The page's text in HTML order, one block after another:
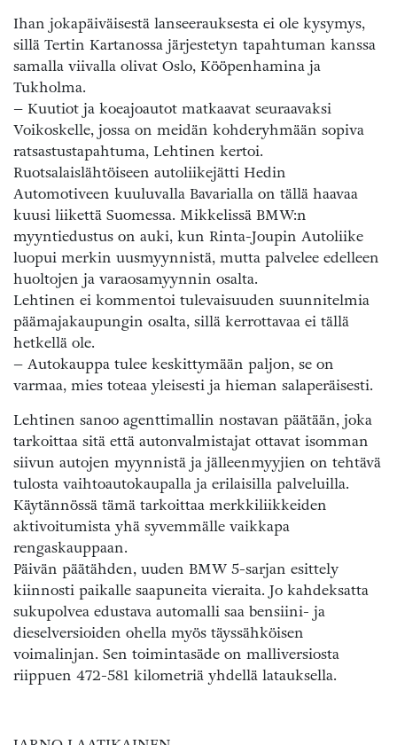
Ihan jokapäiväisestä lanseerauksesta ei ole kysymys,
sillä Tertin Kartanossa järjestetyn tapahtuman kanssa
samalla viivalla olivat Oslo, Kööpenhamina ja
Tukholma.
– Kuutiot ja koeajoautot matkaavat seuraavaksi
Voikoskelle, jossa on meidän kohderyhmään sopiva
ratsastustapahtuma, Lehtinen kertoi.
Ruotsalaislähtöiseen autoliikejätti Hedin
Automotiveen kuuluvalla Bavarialla on tällä haavaa
kuusi liikettä Suomessa. Mikkelissä BMW:n
myyntiedustus on auki, kun Rinta-Joupin Autoliike
luopui merkin uusmyynnistä, mutta palvelee edelleen
huoltojen ja varaosamyynnin osalta.
Lehtinen ei kommentoi tulevaisuuden suunnitelmia
päämajakaupungin osalta, sillä kerrottavaa ei tällä
hetkellä ole.
– Autokauppa tulee keskittymään paljon, se on
varmaa, mies toteaa yleisesti ja hieman salaperäisesti.
Lehtinen sanoo agenttimallin nostavan päätään, joka
tarkoittaa sitä että autonvalmistajat ottavat isomman
siivun autojen myynnistä ja jälleenmyyjien on tehtävä
tulosta vaihtoautokaupalla ja erilaisilla palveluilla.
Käytännössä tämä tarkoittaa merkkiliikkeiden
aktivoitumista yhä syvemmälle vaikkapa
rengaskauppaan.
Päivän päätähden, uuden BMW 5-sarjan esittely
kiinnosti paikalle saapuneita vieraita. Jo kahdeksatta
sukupolvea edustava automalli saa bensiini- ja
dieselversioiden ohella myös täyssähköisen
voimalinjan. Sen toimintasäde on malliversiosta
riippuen 472-581 kilometriä yhdellä latauksella.